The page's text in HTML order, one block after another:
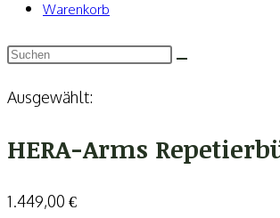
Warenkorb
Ausgewählt:
HERA-Arms
1.449,00 €